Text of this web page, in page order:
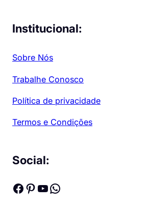
Institucional:
Sobre Nós
Trabalhe Conosco
Política de privacidade
Termos e Condições
Social:
Facebook Pinterest Youtube WhatsApp